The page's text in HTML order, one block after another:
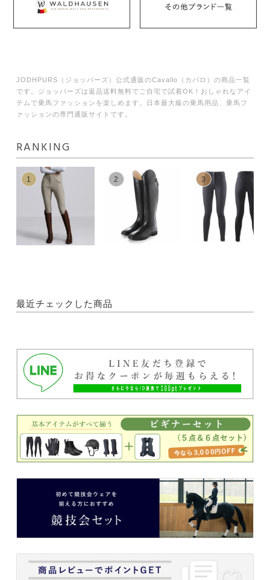
JODHPURS（ジョッパーズ）公式通販のCavallo（カバロ）の商品一覧
です。ジョッパーズは返品送料無料でご自宅で試着OK！おしゃれなアイ
テムで乗馬ファッションを楽しめます。日本最大級の乗馬用品、乗馬フ
ァッションの専門通販サイトです。
RANKING
1 2 3
最近チェックした商品